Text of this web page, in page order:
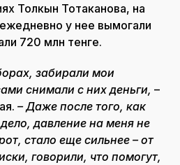
Толкын Тотаканова, на
у нее вымогали
720 млн тенге.
забирали мои
снимали с них деньги, –
– Даже после того, как
давление на меня не
стало еще сильнее – от
говорили, что помогут,